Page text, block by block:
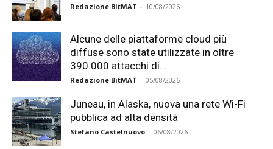
Redazione BitMAT - 10/08/2026
Alcune delle piattaforme cloud più
diffuse sono state utilizzate in oltre
390.000 attacchi di...
Redazione BitMAT - 05/08/2026
Juneau, in Alaska, nuova una rete Wi-Fi
pubblica ad alta densità
Stefano Castelnuovo - 06/08/2026